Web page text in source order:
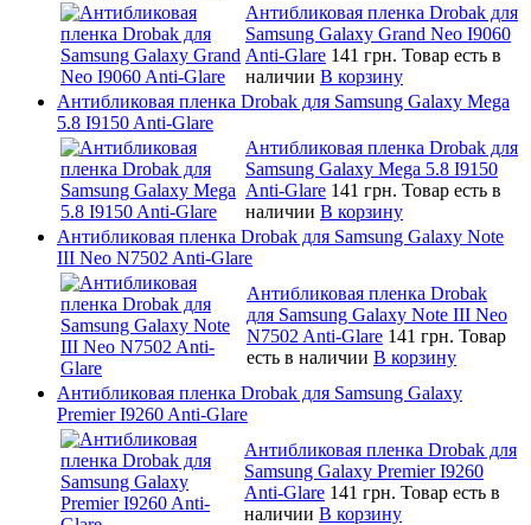
Антибликовая пленка Drobak для
Samsung Galaxy Grand Neo I9060
Anti-Glare 141 грн. Товар есть в
наличии В корзину
Антибликовая пленка Drobak для Samsung Galaxy Mega
5.8 I9150 Anti-Glare
Антибликовая пленка Drobak для
Samsung Galaxy Mega 5.8 I9150
Anti-Glare 141 грн. Товар есть в
наличии В корзину
Антибликовая пленка Drobak для Samsung Galaxy Note
III Neo N7502 Anti-Glare
Антибликовая пленка Drobak
для Samsung Galaxy Note III Neo
N7502 Anti-Glare 141 грн. Товар
есть в наличии В корзину
Антибликовая пленка Drobak для Samsung Galaxy
Premier I9260 Anti-Glare
Антибликовая пленка Drobak для
Samsung Galaxy Premier I9260
Anti-Glare 141 грн. Товар есть в
наличии В корзину